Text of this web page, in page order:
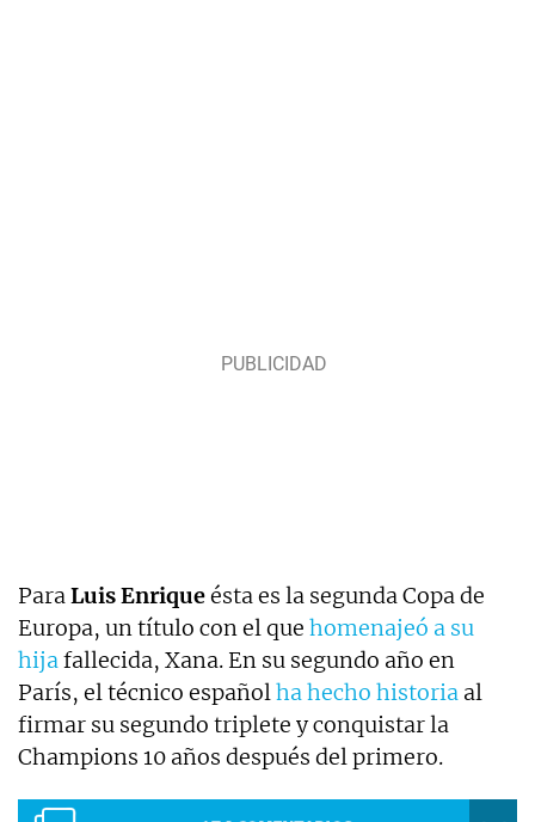
ParaLuis Enriqueésta es la segunda Copa de
Europa, un título con el que homenajeó a su
hijafallecida, Xana. En su segundo año en
París, el técnico españolha hecho historia al
firmar su segundo triplete y conquistar la
Champions 10 años después del primero.